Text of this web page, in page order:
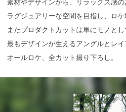
素材やデザインから、リラックス感の
ラグジュアリーな空間を目指し、ロケ
またプロダクトカットは単にモノとし
最もデザインが生えるアングルとレイ
オールロケ、全カット撮り下ろし。